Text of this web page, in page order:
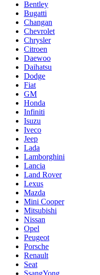
Bentley
Bugatti
Changan
Chevrolet
Chrysler
Citroen
Daewoo
Daihatsu
Dodge
Fiat
GM
Honda
Infiniti
Isuzu
Iveco
Jeep
Lada
Lamborghini
Lancia
Land Rover
Lexus
Mazda
Mini Cooper
Mitsubishi
Nissan
Opel
Peugeot
Porsche
Renault
Seat
SsangYong